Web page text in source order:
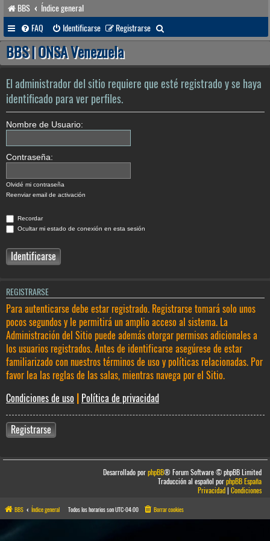
BBS
Índice general
FAQ
Identificarse Registrarse
u
r
BBS | ONSA Venezuela
El administrador del sitio requiere que esté registrado y se haya
identificado para ver perfiles.
Nombre de Usuario:
Contraseña:
Olvidé mi contraseña
Reenviar email de activación
Recordar
Ocultar mi estado de conexión en esta sesión
REGISTRARSE
Para autenticarse debe estar registrado. Registrarse tomará solo unos
pocos segundos y le permitirá un amplio acceso al sistema. La
Administración del Sitio puede además otorgar permisos adicionales a
los usuarios registrados. Antes de identificarse asegúrese de estar
familiarizado con nuestros términos de uso y políticas relacionadas. Por
favor lea las reglas de las salas, mientras navega por el Sitio.
Condiciones de uso
Política de privacidad
Registrarse
Desarrollado porphpBB® Forum Software © phpBB Limited
Traducción al español porphpBB España
Privacidad|Condiciones
BBS Índice general Todos los horarios sonUTC-04:00 Borrar cookies